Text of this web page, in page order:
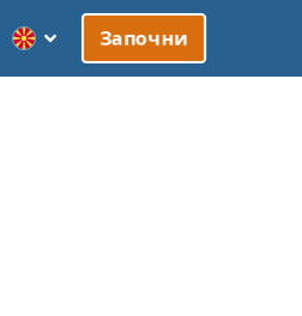
Започни